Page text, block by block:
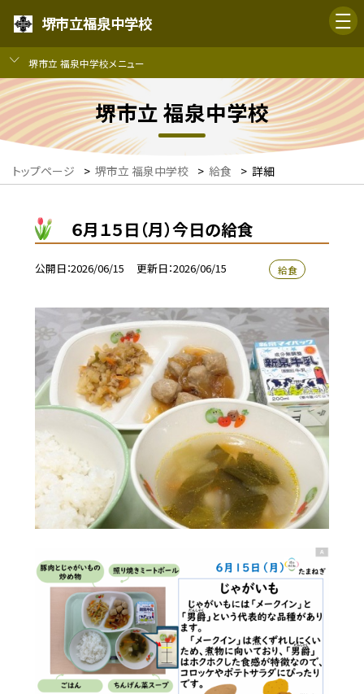
堺市立福泉中学校
堺市立 福泉中学校メニュー
堺市立 福泉中学校
トップページ > 堺市立 福泉中学校 > 給食 > 詳細
６月１５日（月）今日の給食
公開日 2026/06/15 更新日 2026/06/15 給食